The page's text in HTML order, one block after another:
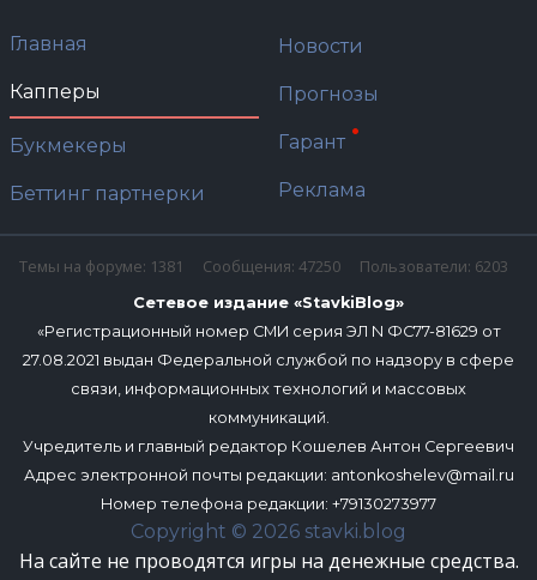
Главная
Капперы
Букмекеры
Беттинг партнерки
Новости
Прогнозы
Гарант
Реклама
Сетевое издание «StavkiBlog»
«Регистрационный номер СМИ серия ЭЛ N ФС77-81629 от
27.08.2021 выдан Федеральной службой по надзору в сфере
связи, информационных технологий и массовых
коммуникаций.
Учредитель и главный редактор Кошелев Антон Сергеевич
Адрес электронной почты редакции: antonkoshelev@mail.ru
Номер телефона редакции: +79130273977
Copyright © 2026 stavki.blog
Темы на форуме: 1381 Сообщения: 47250 Пользователи: 6203
На сайте не проводятся игры на денежные средства.